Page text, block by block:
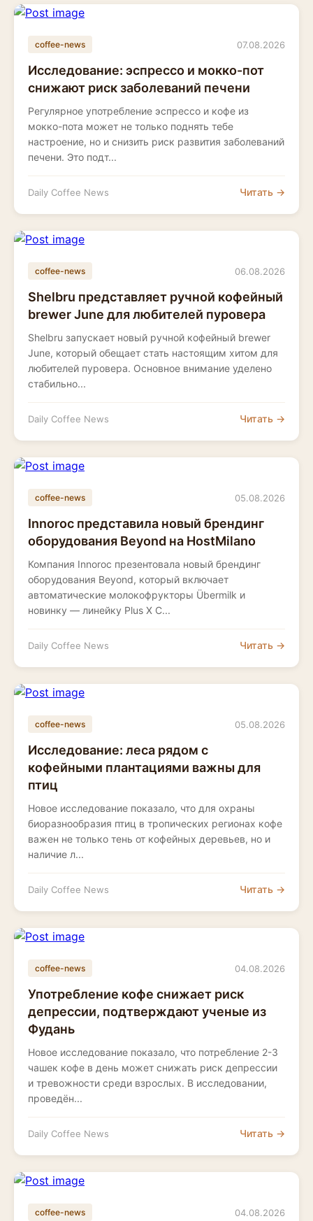
coffee-news 07.08.2026
Исследование: эспрессо и мокко-пот
снижают риск заболеваний печени
Регулярное употребление эспрессо и кофе из
мокко-пота может не только поднять тебе
настроение, но и снизить риск развития заболеваний
печени. Это подт...
Daily Coffee News Читать →
coffee-news 06.08.2026
Shelbru представляет ручной кофейный
brewer June для любителей пуровера
Shelbru запускает новый ручной кофейный brewer
June, который обещает стать настоящим хитом для
любителей пуровера. Основное внимание уделено
стабильно...
Daily Coffee News Читать →
coffee-news 05.08.2026
Innoroc представила новый брендинг
оборудования Beyond на HostMilano
Компания Innoroc презентовала новый брендинг
оборудования Beyond, который включает
автоматические молокофрукторы Übermilk и
новинку — линейку Plus X C...
Daily Coffee News Читать →
coffee-news 05.08.2026
Исследование: леса рядом с
кофейными плантациями важны для
птиц
Новое исследование показало, что для охраны
биоразнообразия птиц в тропических регионах кофе
важен не только тень от кофейных деревьев, но и
наличие л...
Daily Coffee News Читать →
coffee-news 04.08.2026
Употребление кофе снижает риск
депрессии, подтверждают ученые из
Фудань
Новое исследование показало, что потребление 2-3
чашек кофе в день может снижать риск депрессии
и тревожности среди взрослых. В исследовании,
проведён...
Daily Coffee News Читать →
coffee-news 04.08.2026